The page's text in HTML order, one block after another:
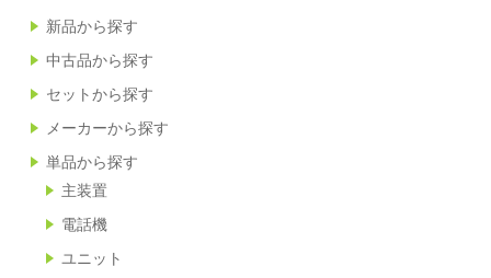
新品から探す
中古品から探す
セットから探す
メーカーから探す
単品から探す
主装置
電話機
ユニット